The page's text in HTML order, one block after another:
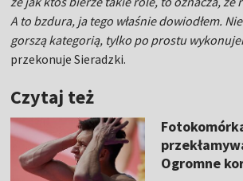
A to bzdura, ja tego właśnie dowiodłem.
gorszą kategorią, tylko po prostu
przekonuje Sieradzki.
Czytaj też
Ogromne